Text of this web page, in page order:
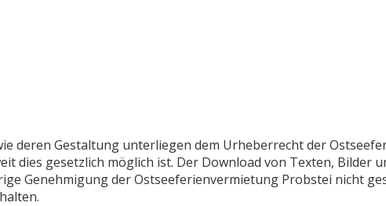
deren Gestaltung unterliegen dem Urheberrecht der
dies gesetzlich möglich ist. Der Download von Texten, Bilder
Genehmigung der Ostseeferienvermietung Probstei nicht